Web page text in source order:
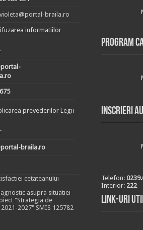
violeta@portal-braila.ro
informatiilor
prevederilor Legii
braila.ro
cetateanului
asupra situatiei
"Strategia de
2027" SMIS 125782
Program
Inscrieri
Telefon:
Interior: 222
Link-uri